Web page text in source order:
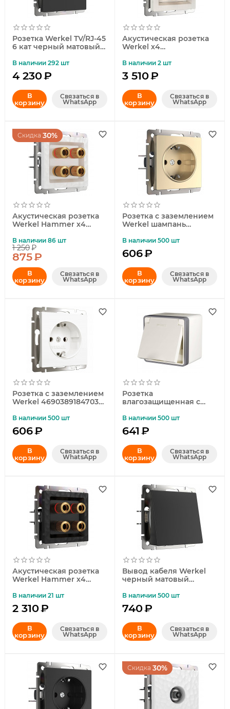
Розетка Werkel TV/RJ-45
6 кат черный матовый
В наличии 292 шт
4 230₽
В
корзину
Связаться в
WhatsApp
Акустическая розетка
Werkel х4
рифленый WL13-
AUDIOx4 4690389124273
В наличии 2 шт
3 510₽
В
корзину
Связаться в
WhatsApp
Скидка 30%
Акустическая розетка
Werkel Hammer х4
4690389163104
В наличии 86 шт
1 250₽
875₽
В
корзину
Связаться в
WhatsApp
Розетка с заземлением
Werkel шампань
a050867
В наличии 500 шт
606₽
В
корзину
Связаться в
WhatsApp
Розетка с заземлением
Werkel 4690389184703
В наличии 500 шт
606₽
В
корзину
Связаться в
WhatsApp
Розетка
влагозащищенная с
защитной крышкой и
шторками Werkel
Gallant слоновая кость
W5071203
4690389164590
В наличии 500 шт
641 ₽
В
корзину
Связаться в
WhatsApp
Акустическая розетка
Werkel Hammer х4
4690389163128
В наличии 21 шт
2 310₽
В
корзину
Связаться в
WhatsApp
Вывод кабеля Werkel
черный матовый
В наличии 500 шт
740₽
В
корзину
Связаться в
WhatsApp
Скидка 30%